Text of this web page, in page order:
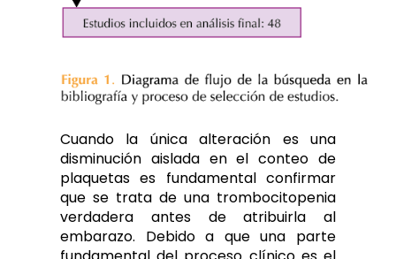
Cuando la única alteración es una
disminución aislada en el conteo de
plaquetas es fundamental confirmar
que se trata de una trombocitopenia
verdadera antes de atribuirla al
embarazo. Debido a que una parte